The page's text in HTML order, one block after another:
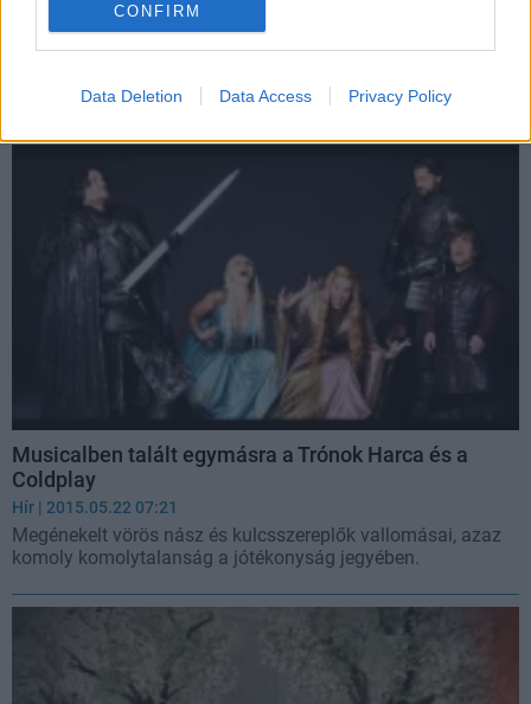
CONFIRM
Data Deletion Data Access Privacy Policy
Ismét Magyarországra jön a Coldplay, megvan a
budapesti koncert időpontja
Tizenhat év után lép fel újra Budapesten a brit zenekar.
Musicalben talált egymásra a Trónok Harca és a
Coldplay
Hír | 2015.05.22 07:21
Megénekelt vörös nász és kulcsszereplők vallomásai, azaz
komoly komolytalanság a jótékonyság jegyében.